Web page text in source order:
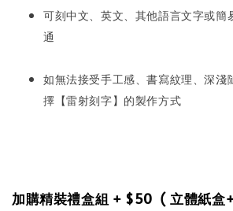
可刻中文、英文、其他語言文字或簡
通
如無法接受手工感、書寫紋理、深淺
擇【雷射刻字】的製作方式
加購精裝禮盒組 + $50 ( 立體紙盒